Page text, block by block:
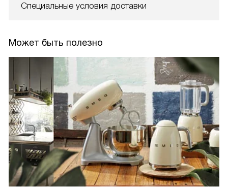
Специальные условия доставки
Может быть полезно